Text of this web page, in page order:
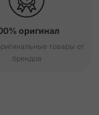
оригинал
товары от
брендов